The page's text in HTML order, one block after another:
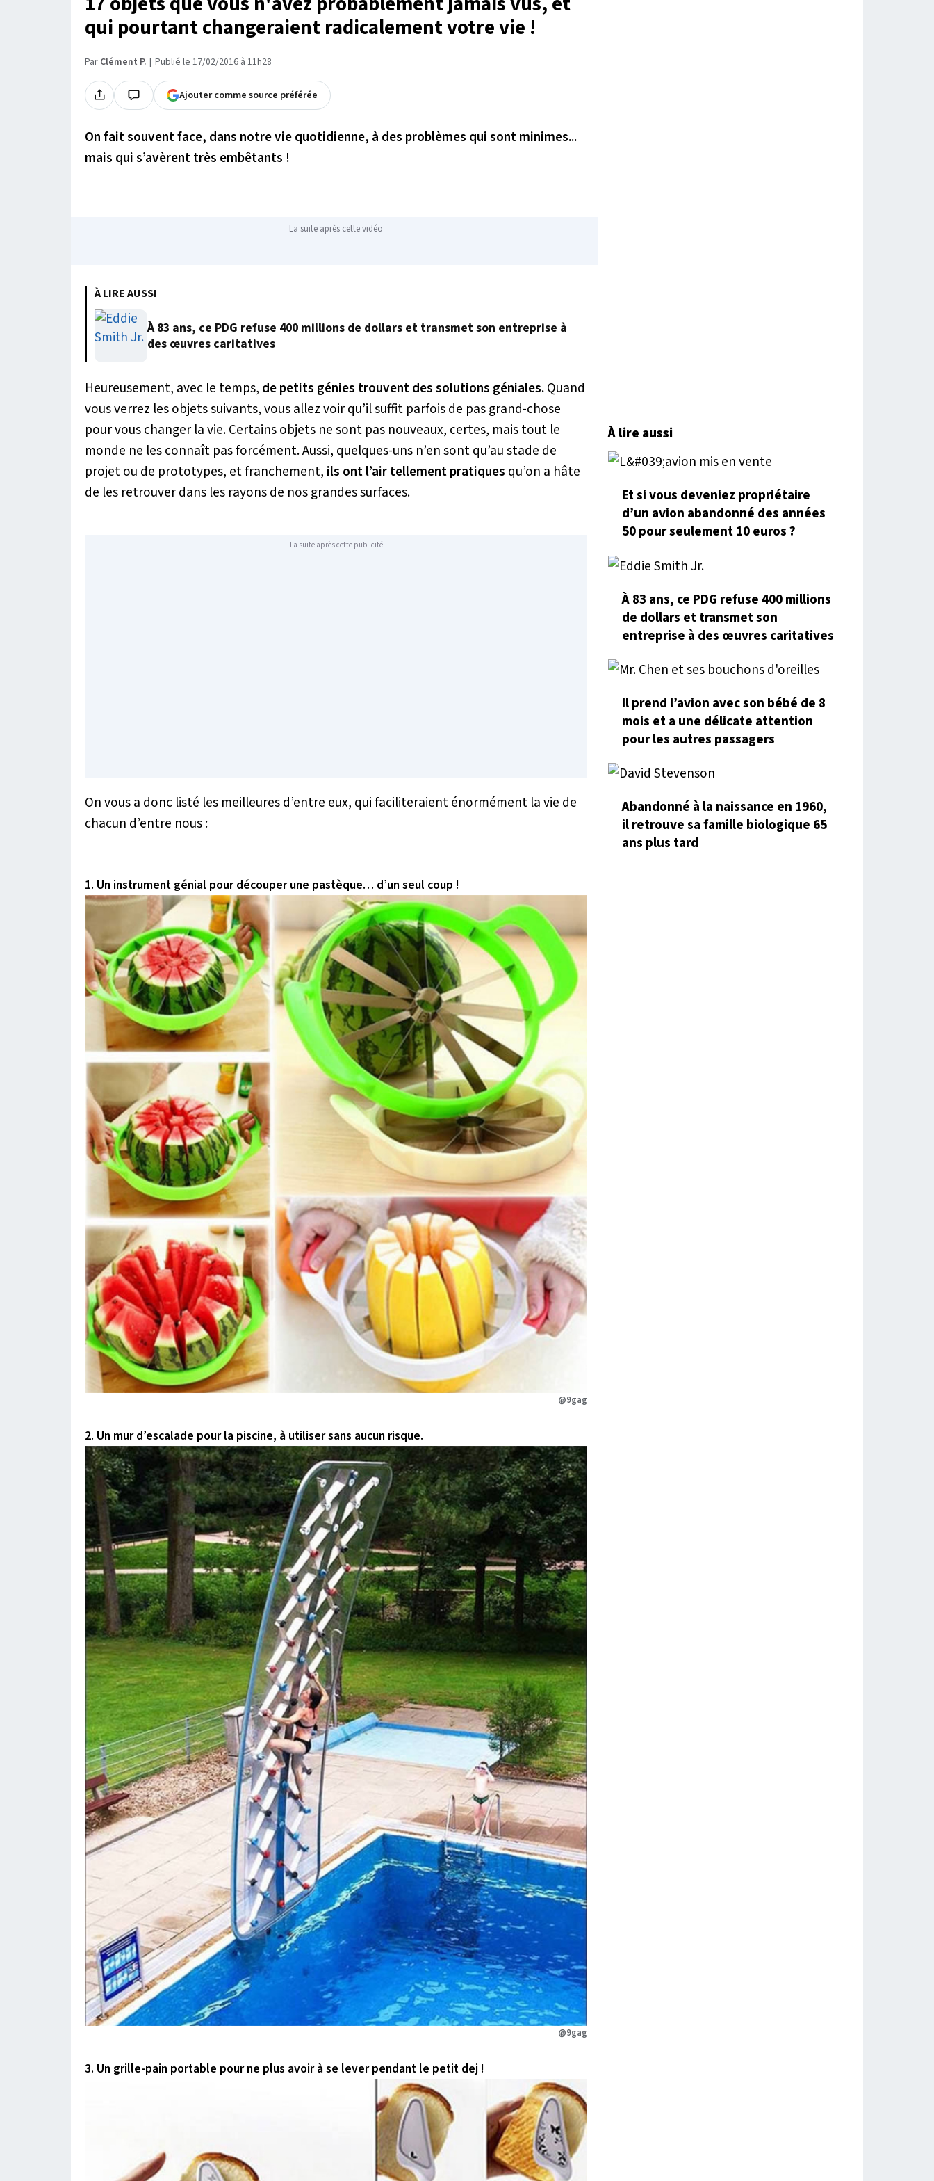
qui pourtant changeraient radicalement votre vie !
Par Clément P. Publié le 17/02/2016 à 11h28
Ajouter comme source préférée
On fait souvent face, dans notre vie quotidienne, à des problèmes qui sont minimes...
mais qui s’avèrent très embêtants !
La suite après cette vidéo
À LIRE AUSSI
À 83 ans, ce PDG refuse 400 millions de dollars et transmet son entreprise à
des œuvres caritatives
Heureusement, avec le temps, de petits génies trouvent des solutions géniales.Quand
vous verrez les objets suivants, vous allez voir qu’il suffit parfois de pas grand-chose
pour vous changer la vie. Certains objets ne sont pas nouveaux, certes, mais tout le
monde ne les connaît pas forcément. Aussi, quelques-uns n’en sont qu’au stade de
projet ou de prototypes, et franchement, ils ont l’air tellement pratiques qu’on a hâte
de les retrouver dans les rayons de nos grandes surfaces.
La suite après cette publicité
On vous a donc listé les meilleures d’entre eux, qui faciliteraient énormément la vie de
chacun d’entre nous :
1. Un instrument génial pour découper une pastèque… d’un seul coup !
@9gag
2. Un mur d’escalade pour la piscine, à utiliser sans aucun risque.
@9gag
3. Un grille-pain portable pour ne plus avoir à se lever pendant le petit dej !
À lire aussi
Et si vous deveniez propriétaire
d’un avion abandonné des années
50 pour seulement 10 euros ?
À 83 ans, ce PDG refuse 400 millions
de dollars et transmet son
entreprise à des œuvres caritatives
Il prend l’avion avec son bébé de 8
mois et a une délicate attention
pour les autres passagers
Abandonné à la naissance en 1960,
il retrouve sa famille biologique 65
ans plus tard